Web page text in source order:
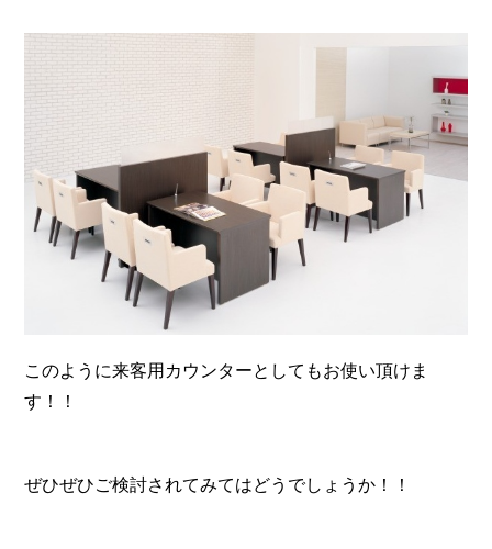
このように来客用カウンターとしてもお使い頂けま
す！！
ぜひぜひご検討されてみてはどうでしょうか！！